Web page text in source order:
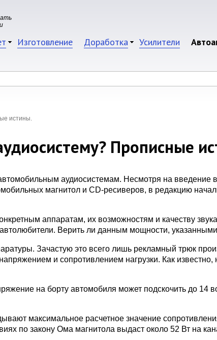
Изготовление Доработка Усилители
истины.
Прописные
аудиосистемам. Несмотря на введение в
магнитол и CD-ресиверов, в редакцию
аппаратам, их возможностям и качеству
Верить ли данным мощности,
Зачастую это всего лишь рекламный трюк
и сопротивлением нагрузки. Как
на борту автомобиля может подскочить до 14
максимальное расчетное значение
по закону Ома магнитола выдаст около 52 Вт на